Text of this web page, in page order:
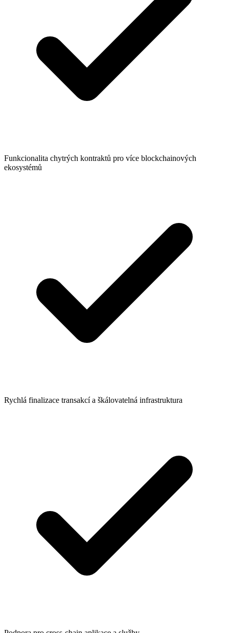
Funkcionalita chytrých kontraktů pro více blockchainových
ekosystémů
Rychlá finalizace transakcí a škálovatelná infrastruktura